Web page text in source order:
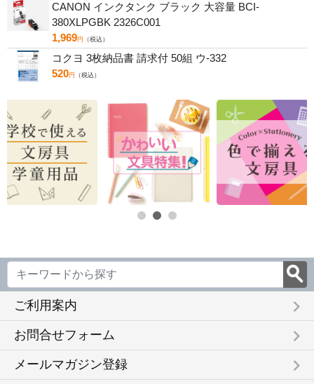
CANON インクタンク ブラック 大容量 BCI-
380XLPGBK 2326C001
1,969円 （税込）
コクヨ 3枚納品書 請求付 50組 ウ-332
520円 （税込）
ご利用案内 keyboard_arrow_right
お問合せフォーム keyboard_arrow_right
メールマガジン登録 keyboard_arrow_right